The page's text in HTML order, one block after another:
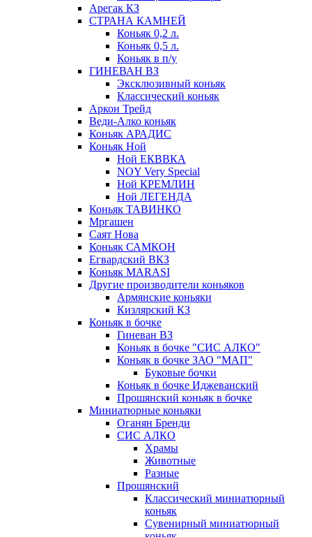
Арегак КЗ
СТРАНА КАМНЕЙ
Коньяк 0,2 л.
Коньяк 0,5 л.
Коньяк в п/у
ГИНЕВАН ВЗ
Эксклюзивный коньяк
Классический коньяк
Аркон Трейд
Веди-Алко коньяк
Коньяк АРАДИС
Коньяк Ной
Ной ЕКВВКА
NOY Very Special
Ной КРЕМЛИН
Ной ЛЕГЕНДА
Коньяк ТАВИНКО
Мргашен
Саят Нова
Коньяк САМКОН
Егвардский ВКЗ
Коньяк MARASI
Другие производители коньяков
Армянские коньяки
Кизлярский КЗ
Коньяк в бочке
Гиневан ВЗ
Коньяк в бочке "СИС АЛКО"
Коньяк в бочке ЗАО "МАП"
Буковые бочки
Коньяк в бочке Иджеванский
Прошянский коньяк в бочке
Миниатюрные коньяки
Оганян Бренди
СИС АЛКО
Храмы
Животные
Разные
Прошянский
Классический миниатюрный
коньяк
Сувенирный миниатюрный